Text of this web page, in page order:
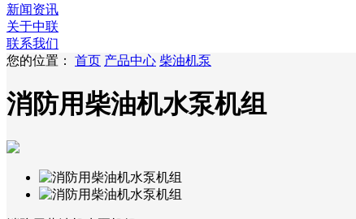
新闻资讯
关于中联
联系我们
您的位置： 首页 产品中心 柴油机泵
消防用柴油机水泵机组